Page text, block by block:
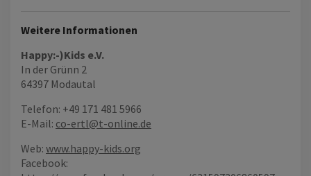
Weitere Informationen
Happy:-)Kids e.V.
In der Grünn 2
64397 Modautal
Telefon: +49 171 481 5966
E-Mail: co-ertl@t-online.de
Web: www.happy-kids.org
Facebook: